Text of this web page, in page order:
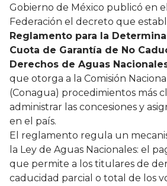
Gobierno de México publicó en
Federación el decreto que
Reglamento para la
Cuota de Garantía de No
Derechos de Aguas
que otorga a la Comisión
(Conagua) procedimientos más
administrar las concesiones y
en el país.
El reglamento regula un
la Ley de Aguas Nacionales: el
que permite a los titulares de
caducidad parcial o total de los